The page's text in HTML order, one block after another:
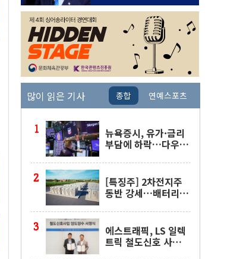
많이 읽은 기사 종합 연예스포츠
뉴욕증시, 유가·금리
부담에 하락…다우 5
[특징주] 2차전지주
동반 강세…배터리3
에스트래픽, LS 일렉
트릭 철도신호 사업